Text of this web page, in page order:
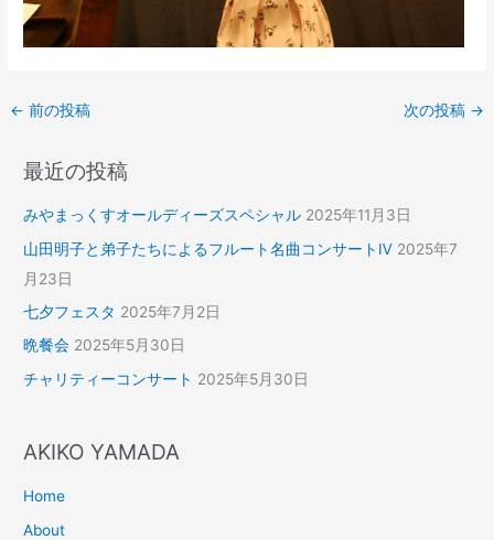
← 前の投稿 次の投稿 →
最近の投稿
みやまっくすオールディーズスペシャル 2025年11月3日
山田明子と弟子たちによるフルート名曲コンサートⅣ 2025年7
月23日
七夕フェスタ 2025年7月2日
晩餐会 2025年5月30日
チャリティーコンサート 2025年5月30日
AKIKO YAMADA
Home
About